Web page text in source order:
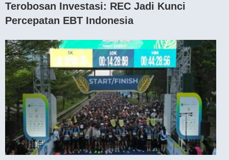
Terobosan Investasi: REC Jadi Kunci
Percepatan EBT Indonesia